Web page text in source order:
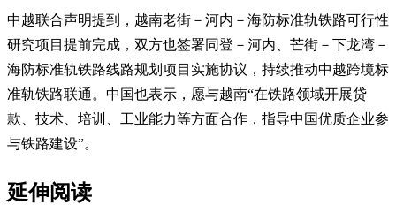
中越联合声明提到，越南老街－河内－海防标准轨铁路可行性
研究项目提前完成，双方也签署同登－河内、芒街－下龙湾－
海防标准轨铁路线路规划项目实施协议，持续推动中越跨境标
准轨铁路联通。中国也表示，愿与越南“在铁路领域开展贷
款、技术、培训、工业能力等方面合作，指导中国优质企业参
与铁路建设”。
延伸阅读